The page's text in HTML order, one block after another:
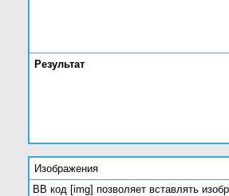
Результат
Изображения
BB код [img] позволяет вставлять